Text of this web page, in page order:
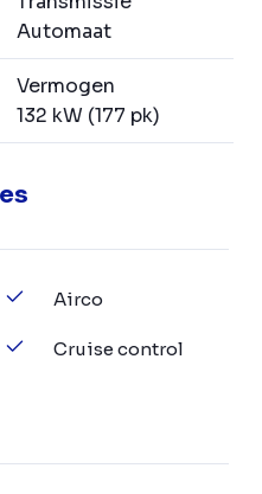
Automaat
Vermogen
132 kW (177 pk)
Airco
Cruise control